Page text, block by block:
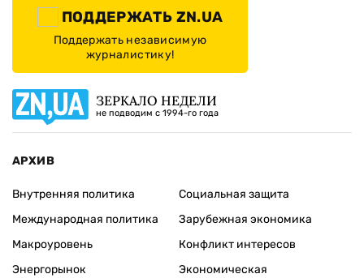
ПОДДЕРЖАТЬ ZN.UA
Поддержать независимую
журналистику!
ЗЕРКАЛО НЕДЕЛИ
не подводим с 1994-го года
АРХИВ
Внутренняя политика
Международная политика
Макроуровень
Энергорынок
Социальная защита
Зарубежная экономика
Конфликт интересов
Экономическая